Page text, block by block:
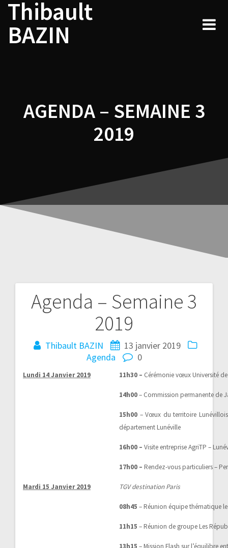
Skip
content
Thibault
BAZIN
AGENDA – SEMAINE 3
2019
Agenda – Semaine 3
2019
Thibault BAZIN
13 janvier 2019
Agenda
0
Lundi 14 Janvier 2019 11h30 – Cérémonie vœux Université
14h00– Commission permanente de
15h00 – Vœux du territoire
département Lunéville
16h00 – Visite entreprise AgriTP –
17h00 – Rendez-vous particuliers –
Mardi 15 Janvier 2019 TGV destination Paris
08h45 – Réunion équipe thématique
11h15 – Réunion de groupe Les
13h15 – Mission Flash sur l’équilibre
Navigation
de